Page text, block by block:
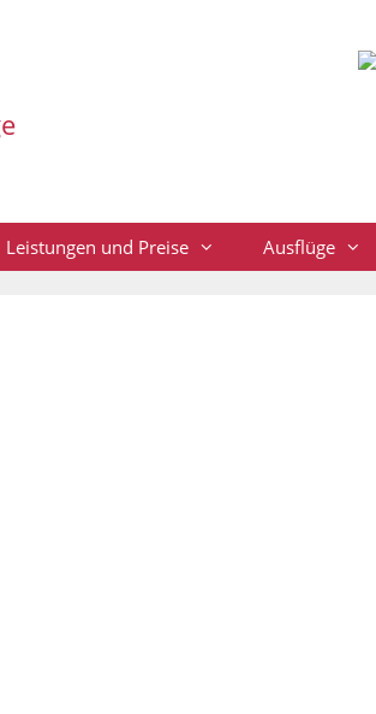
Leistungen und Preise Ausflüge